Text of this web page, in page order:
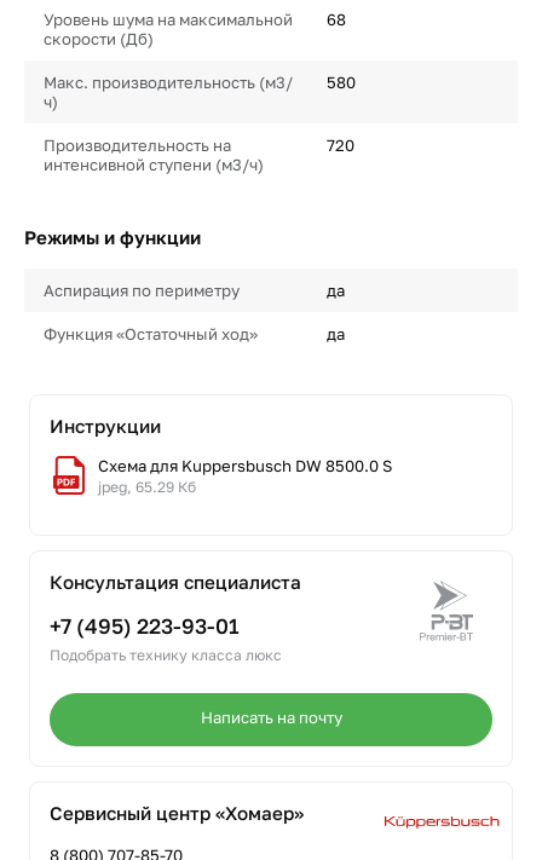
Уровень шума на максимальной
скорости (Дб)
68
Макс. производительность (м3/
ч)
580
Производительность на
интенсивной ступени (м3/ч)
720
Режимы и функции
Аспирация по периметру да
Функция «Остаточный ход» да
Инструкции
Схема для Kuppersbusch DW 8500.0 S
jpeg, 65.29 Кб
Консультация специалиста
+7 (495) 223-93-01
Подобрать технику класса люкс
Написать на почту
Сервисный центр «Хомаер»
8 (800) 707-85-70